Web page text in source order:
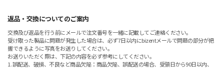
返品・交換についてのご案内
交換及び返品を行う前にメールで注文番号を一緒に記載してご連絡ください。
受け取った製品に問題が発生した場合は、必ず7日以内にbizentメールで問題の部分が把
握できるように写真をお送りしてください。
お送りいただく際は、下記の内容を必ず参考にしてください。
1. 誤配送、破損、不良など商品欠陥：商品欠陥、誤配送の場合、受領日から90日以内、